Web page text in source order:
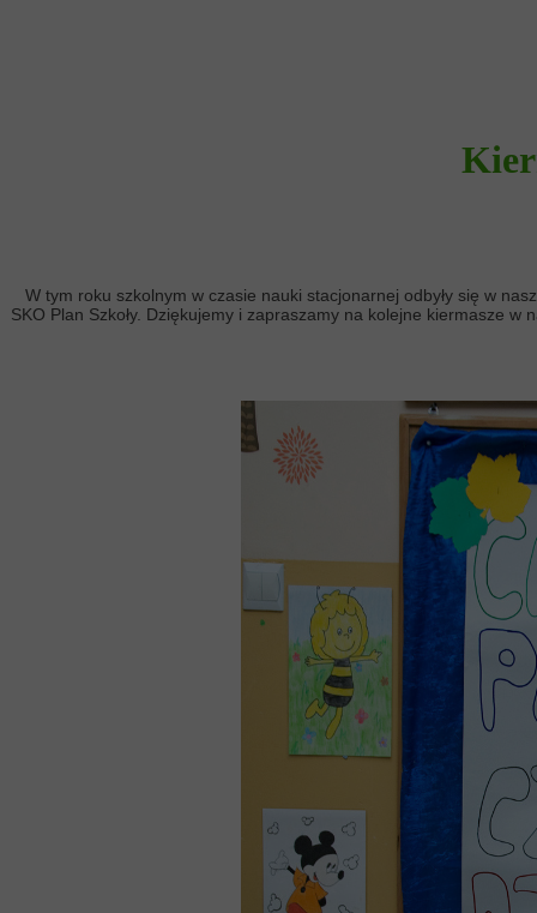
W tym roku szkolnym w czasie nauki stacjonarnej odbyły się w
SKO Plan Szkoły. Dziękujemy i zapraszamy na kolejne kiermasze w